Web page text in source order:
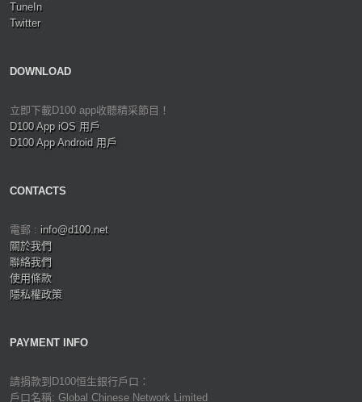
TuneIn
Twitter
DOWNLOAD
立即下載D100 app收聽精采節目！
D100 App iOS 用戶
D100 App Android 用戶
CONTACTS
電郵 : info@d100.net
關於我們
聯絡我們
使用條款
隱私權政策
PAYMENT INFO
請捐款到D100恒生銀行戶口：
戶口名稱: Global Chinese Network Limited